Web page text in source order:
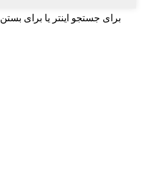
برای جستجو اینتر یا برای بستن